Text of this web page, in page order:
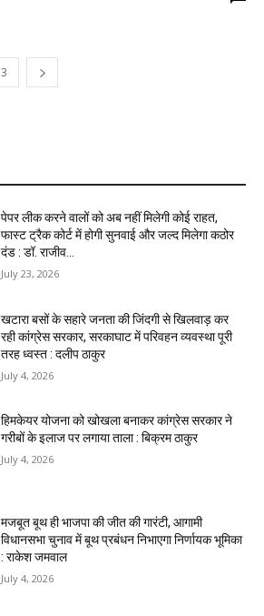
3
पेपर लीक करने वालों को अब नहीं मिलेगी कोई राहत,
फास्ट ट्रैक कोर्ट में होगी सुनवाई और जल्द मिलेगा कठोर
दंड : डॉ. राजीव...
July 23, 2026
खटारा बसों के सहारे जनता की जिंदगी से खिलवाड़ कर
रही कांग्रेस सरकार, सरकाघाट में परिवहन व्यवस्था पूरी
तरह ध्वस्त : दलीप ठाकुर
July 4, 2026
हिमकेयर योजना को खोखला बनाकर कांग्रेस सरकार ने
गरीबों के इलाज पर लगाया ताला : बिक्रम ठाकुर
July 4, 2026
मजबूत बूथ ही भाजपा की जीत की गारंटी, आगामी
विधानसभा चुनाव में बूथ प्रबंधन निभाएगा निर्णायक भूमिका
: राकेश जमवाल
July 4, 2026